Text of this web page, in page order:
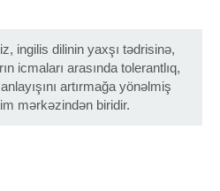
ingilis dilinin yaxşı tədrisinə,
icmaları arasında tolerantlıq,
artırmağa yönəlmiş
mərkəzindən biridir.